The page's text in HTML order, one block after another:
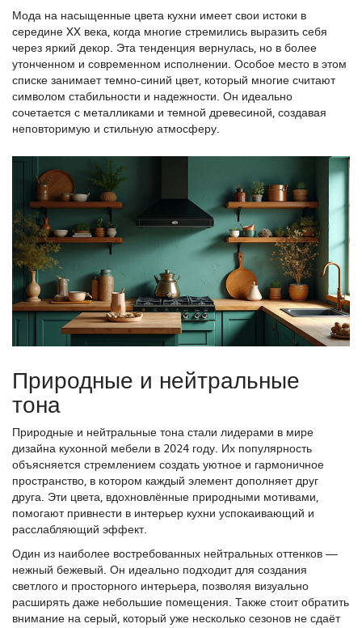
Мода на насыщенные цвета кухни имеет свои истоки в
середине XX века, когда многие стремились выразить себя
через яркий декор. Эта тенденция вернулась, но в более
утонченном и современном исполнении. Особое место в этом
списке занимает темно-синий цвет, который многие считают
символом стабильности и надежности. Он идеально
сочетается с металликами и темной древесиной, создавая
неповторимую и стильную атмосферу.
Природные и нейтральные
тона
Природные и нейтральные тона стали лидерами в мире
дизайна кухонной мебели в 2024 году. Их популярность
объясняется стремлением создать уютное и гармоничное
пространство, в котором каждый элемент дополняет друг
друга. Эти цвета, вдохновлённые природными мотивами,
помогают привнести в интерьер кухни успокаивающий и
расслабляющий эффект.
Один из наиболее востребованных нейтральных оттенков —
нежный бежевый. Он идеально подходит для создания
светлого и просторного интерьера, позволяя визуально
расширять даже небольшие помещения. Также стоит обратить
внимание на серый, который уже несколько сезонов не сдаёт